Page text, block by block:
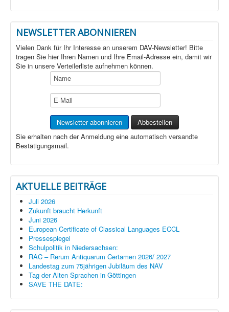
NEWSLETTER ABONNIEREN
Vielen Dank für Ihr Interesse an unserem DAV-Newsletter! Bitte
tragen Sie hier Ihren Namen und Ihre Email-Adresse ein, damit wir
Sie in unsere Verteilerliste aufnehmen können.
Sie erhalten nach der Anmeldung eine automatisch versandte
Bestätigungsmail.
AKTUELLE BEITRÄGE
Juli 2026
Zukunft braucht Herkunft
Juni 2026
European Certificate of Classical Languages ECCL
Pressespiegel
Schulpolitik in Niedersachsen:
RAC – Rerum Antiquarum Certamen 2026/ 2027
Landestag zum 75jährigen Jubiläum des NAV
Tag der Alten Sprachen in Göttingen
SAVE THE DATE: